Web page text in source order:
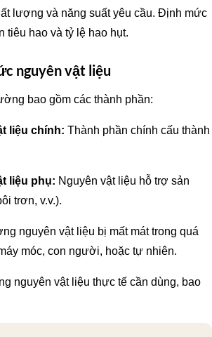
lượng và năng suất yêu cầu. Định mức
tiêu hao và tỷ lệ hao hụt.
nguyên vật liệu
bao gồm các thành phần:
liệu chính: Thành phần chính cấu thành
liệu phụ: Nguyên vật liệu hỗ trợ sản
trơn, v.v.).
nguyên vật liệu bị mất mát trong quá
móc, con người, hoặc tự nhiên.
nguyên vật liệu thực tế cần dùng, bao